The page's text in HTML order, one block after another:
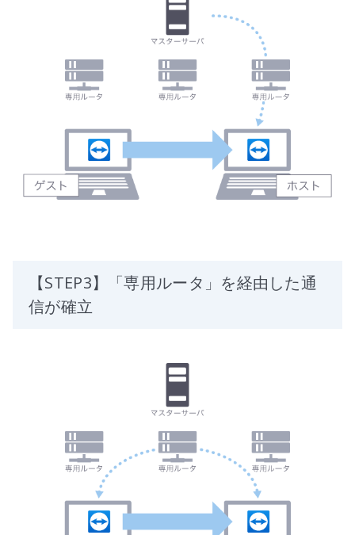
【STEP3】「専用ルータ」を経由した通
信が確立